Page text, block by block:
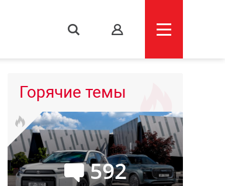
s
Горячие темы
592